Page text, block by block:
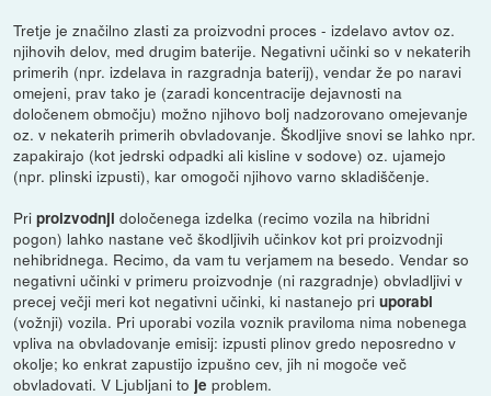
Tretje je značilno zlasti za proizvodni proces - izdelavo avtov oz.
njihovih delov, med drugim baterije. Negativni učinki so v nekaterih
primerih (npr. izdelava in razgradnja baterij), vendar že po naravi
omejeni, prav tako je (zaradi koncentracije dejavnosti na
določenem območju) možno njihovo bolj nadzorovano omejevanje
oz. v nekaterih primerih obvladovanje. Škodljive snovi se lahko npr.
zapakirajo (kot jedrski odpadki ali kisline v sodove) oz. ujamejo
(npr. plinski izpusti), kar omogoči njihovo varno skladiščenje.
Priproizvodnji določenega izdelka (recimo vozila na hibridni
pogon) lahko nastane več škodljivih učinkov kot pri proizvodnji
nehibridnega. Recimo, da vam tu verjamem na besedo. Vendar so
negativni učinki v primeru proizvodnje (ni razgradnje) obvladljivi v
precej večji meri kot negativni učinki, ki nastanejo priuporabi
(vožnji) vozila. Pri uporabi vozila voznik praviloma nima nobenega
vpliva na obvladovanje emisij: izpusti plinov gredo neposredno v
okolje; ko enkrat zapustijo izpušno cev, jih ni mogoče več
obvladovati. V Ljubljani to je problem.